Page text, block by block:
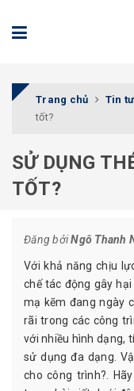
Trang chủ Tin
tốt?
SỬ DỤNG
TỐT?
Đăng bởiNgô Thanh
Với khả năng chịu
chế tác động gây
mạ kẽm đang ngày
rãi trong các công
với nhiều hình dạng,
sử dụng đa dạng.
cho công trình?.